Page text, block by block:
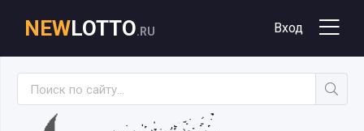
NEWLOTTO.RU Вход